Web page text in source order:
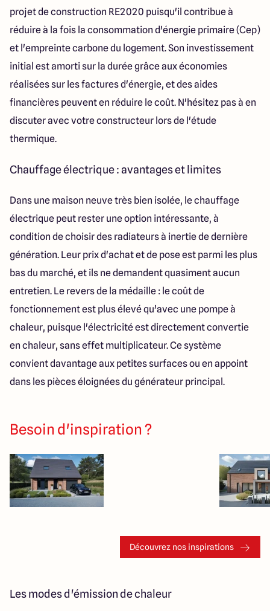
projet de construction RE2020 puisqu'il contribue à
réduire à la fois la consommation d'énergie primaire (Cep)
et l'empreinte carbone du logement. Son investissement
initial est amorti sur la durée grâce aux économies
réalisées sur les factures d'énergie, et des aides
financières peuvent en réduire le coût. N'hésitez pas à en
discuter avec votre constructeur lors de l'étude
thermique.
Chauffage électrique : avantages et limites
Dans une maison neuve très bien isolée, le chauffage
électrique peut rester une option intéressante, à
condition de choisir des radiateurs à inertie de dernière
génération. Leur prix d'achat et de pose est parmi les plus
bas du marché, et ils ne demandent quasiment aucun
entretien. Le revers de la médaille : le coût de
fonctionnement est plus élevé qu'avec une pompe à
chaleur, puisque l'électricité est directement convertie
en chaleur, sans effet multiplicateur. Ce système
convient davantage aux petites surfaces ou en appoint
dans les pièces éloignées du générateur principal.
Besoin d'inspiration ?
Découvrez nos inspirations
Les modes d'émission de chaleur